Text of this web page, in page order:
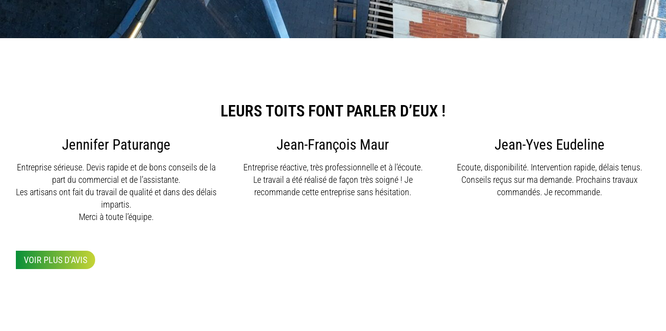
LEURS TOITS FONT PARLER D’EUX !
Jennifer Paturange
Entreprise sérieuse. Devis rapide et de bons conseils de la
part du commercial et de l’assistante.
Les artisans ont fait du travail de qualité et dans des délais
impartis.
Merci à toute l’équipe.
Jean-François Maur
Entreprise réactive, très professionnelle et à l’écoute.
Le travail a été réalisé de façon très soigné ! Je
recommande cette entreprise sans hésitation.
Jean-Yves Eudeline
Ecoute, disponibilité. Intervention rapide, délais tenus.
Conseils reçus sur ma demande. Prochains travaux
commandés. Je recommande.
VOIR PLUS D’AVIS